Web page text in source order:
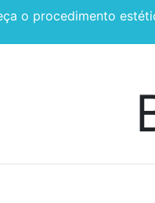
o procedimento